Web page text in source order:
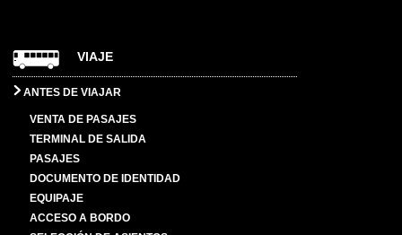
VIAJE
ANTES DE VIAJAR
VENTA DE PASAJES
TERMINAL DE SALIDA
PASAJES
DOCUMENTO DE IDENTIDAD
EQUIPAJE
ACCESO A BORDO